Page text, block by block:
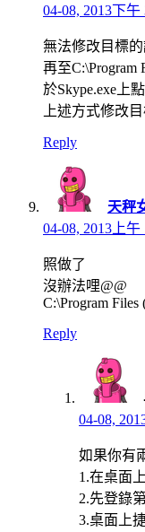
04-08, 2013下午
無法修改目標
再至C:\Program
於Skype.exe上
上述方式修改
Reply
天秤
04-08, 2013上午
照做了
沒辦法哩@@
C:\Program Files
Reply
04-08,
如果你有
1.在桌面
2.先登錄
3.桌面上